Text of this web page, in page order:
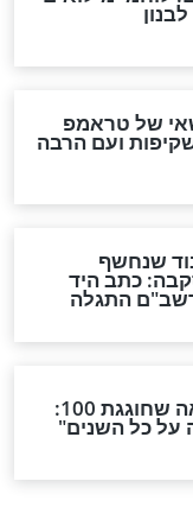
סרטון
שרוצה ללמוד